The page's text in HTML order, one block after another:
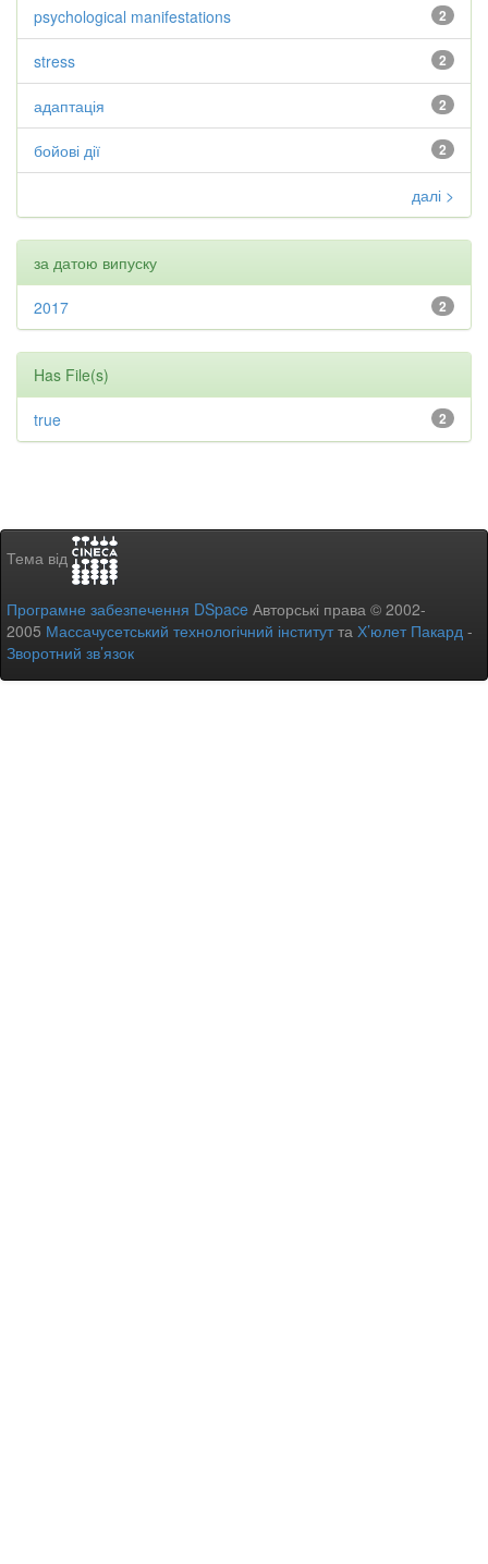
2
psychological manifestations
2
stress
2
адаптація
2
бойові дії
далі >
за датою випуску
2
2017
Has File(s)
2
true
Тема від
Програмне забезпечення DSpace Авторські права © 2002-
2005 Массачусетський технологічний інститутта Х’юлет Пакард -
Зворотний зв’язок